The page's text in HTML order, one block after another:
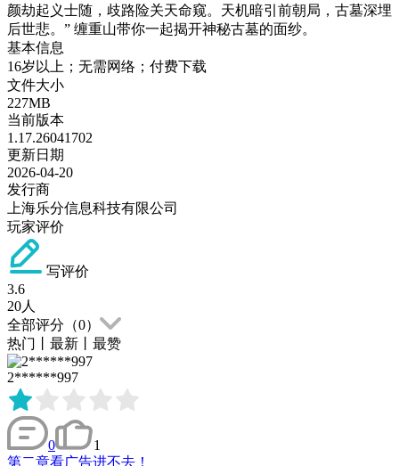
颜劫起义士随，歧路险关天命窥。天机暗引前朝局，古墓深埋
后世悲。” 缠重山带你一起揭开神秘古墓的面纱。
基本信息
16岁以上；无需网络；付费下载
文件大小
227MB
当前版本
1.17.26041702
更新日期
2026-04-20
发行商
上海乐分信息科技有限公司
玩家评价
写评价
3.6
20人
全部评分（0）
热门
最新 最赞
2******997
0
1
第二章看广告进不去！